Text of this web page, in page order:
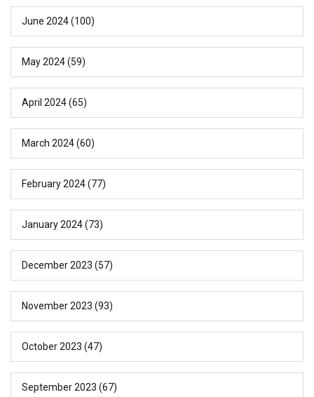
June 2024(100)
May 2024(59)
April 2024(65)
March 2024(60)
February 2024(77)
January 2024(73)
December 2023 (57)
November 2023 (93)
October 2023 (47)
September 2023 (67)